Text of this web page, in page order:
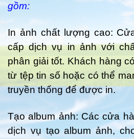
gồm:
In ảnh chất lượng cao:
cấp dịch vụ in ảnh với
phân giải tốt. Khách hàng
từ tệp tin số hoặc có thể
truyền thống để được in.
Tạo album ảnh: Các cửa
dịch vụ tạo album ảnh,